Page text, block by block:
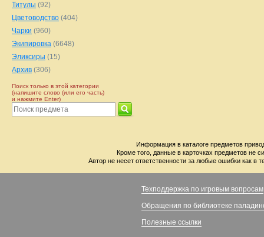
Титулы (92)
Цветоводство (404)
Чарки (960)
Экипировка (6648)
Эликсиры (15)
Архив (306)
Поиск только в этой категории
(напишите слово (или его часть)
и нажмите Enter)
Информация в каталоге предметов
Кроме того, данные в карточках предметов не
Автор не несет ответственности за любые ошибки как в
Техподдержка по игровым вопросам
Обращения по библиотеке
Полезные ссылки